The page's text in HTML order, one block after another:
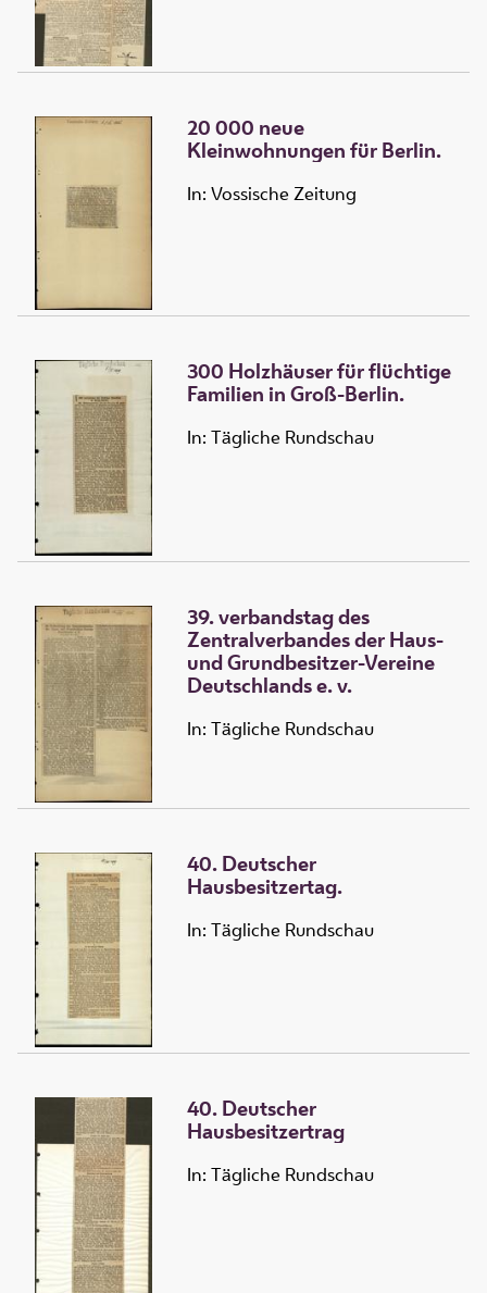
20 000 neue
Kleinwohnungen für Berlin.
In: Vossische Zeitung
300 Holzhäuser für flüchtige
Familien in Groß-Berlin.
In: Tägliche Rundschau
39. verbandstag des
Zentralverbandes der Haus-
und Grundbesitzer-Vereine
Deutschlands e. v.
In: Tägliche Rundschau
40. Deutscher
Hausbesitzertag.
In: Tägliche Rundschau
40. Deutscher
Hausbesitzertrag
In: Tägliche Rundschau